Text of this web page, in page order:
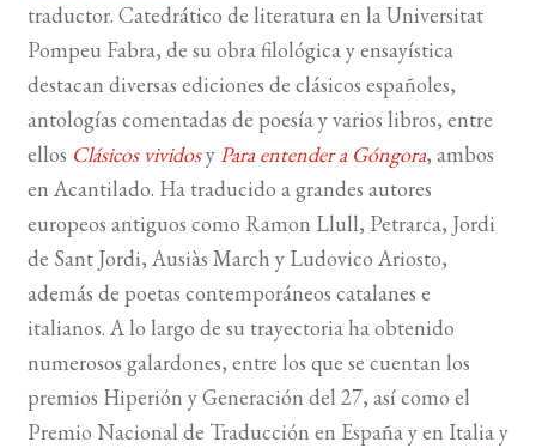
traductor. Catedrático de literatura en la Universitat
Pompeu Fabra, de su obra filológica y ensayística
destacan diversas ediciones de clásicos españoles,
antologías comentadas de poesía y varios libros, entre
ellos Clásicos vividosyPara entender a Góngora, ambos
en Acantilado. Ha traducido a grandes autores
europeos antiguos como Ramon Llull, Petrarca, Jordi
de Sant Jordi, Ausiàs March y Ludovico Ariosto,
además de poetas contemporáneos catalanes e
italianos. A lo largo de su trayectoria ha obtenido
numerosos galardones, entre los que se cuentan los
premios Hiperión y Generación del 27, así como el
Premio Nacional de Traducción en España y en Italia y